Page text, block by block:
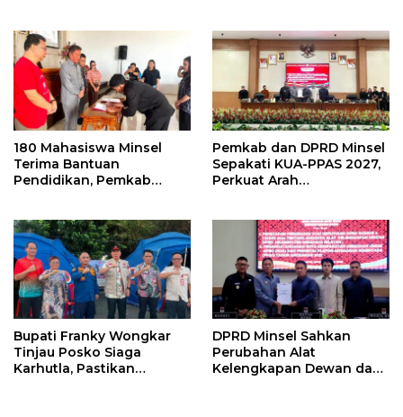
180 Mahasiswa Minsel
Terima Bantuan
Pendidikan, Pemkab
Pemkab dan DPRD Minsel
Sepakati KUA-PPAS 2027,
Perkuat Arah
Bupati Franky Wongkar
Tinjau Posko Siaga
Karhutla, Pastikan
DPRD Minsel Sahkan
Perubahan Alat
Kelengkapan Dewan dan